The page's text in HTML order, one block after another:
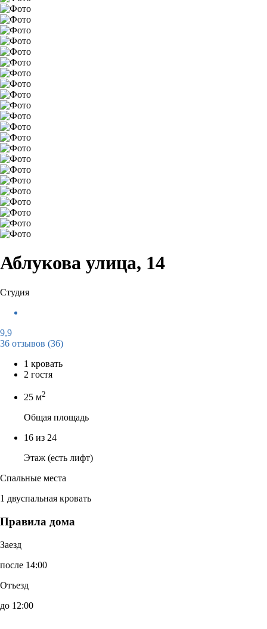
Аблукова улица, 14
Студия
9,9
36 отзывов (36)
1 кровать
2 гостя
25 м2
Общая площадь
16 из 24
Этаж (есть лифт)
Спальные места
1 двуспальная кровать
Правила дома
Заезд
после 14:00
Отъезд
до 12:00